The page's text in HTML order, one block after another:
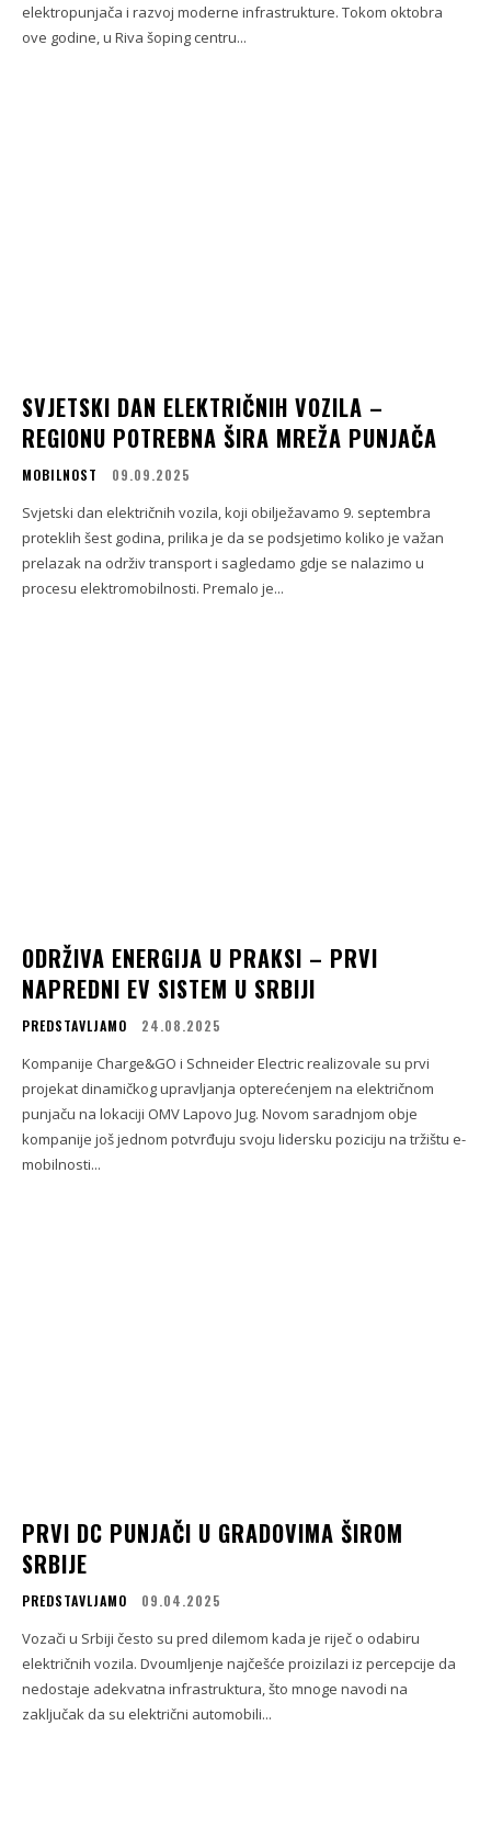
elektropunjača i razvoj moderne infrastrukture. Tokom oktobra
ove godine, u Riva šoping centru...
SVJETSKI DAN ELEKTRIČNIH VOZILA –
REGIONU POTREBNA ŠIRA MREŽA PUNJAČA
MOBILNOST 09.09.2025
Svjetski dan električnih vozila, koji obilježavamo 9. septembra
proteklih šest godina, prilika je da se podsjetimo koliko je važan
prelazak na održiv transport i sagledamo gdje se nalazimo u
procesu elektromobilnosti. Premalo je...
ODRŽIVA ENERGIJA U PRAKSI – PRVI
NAPREDNI EV SISTEM U SRBIJI
PREDSTAVLJAMO 24.08.2025
Kompanije Charge&GO i Schneider Electric realizovale su prvi
projekat dinamičkog upravljanja opterećenjem na električnom
punjaču na lokaciji OMV Lapovo Jug. Novom saradnjom obje
kompanije još jednom potvrđuju svoju lidersku poziciju na tržištu e-
mobilnosti...
PRVI DC PUNJAČI U GRADOVIMA ŠIROM
SRBIJE
PREDSTAVLJAMO 09.04.2025
Vozači u Srbiji često su pred dilemom kada je riječ o odabiru
električnih vozila. Dvoumljenje najčešće proizilazi iz percepcije da
nedostaje adekvatna infrastruktura, što mnoge navodi na
zaključak da su električni automobili...